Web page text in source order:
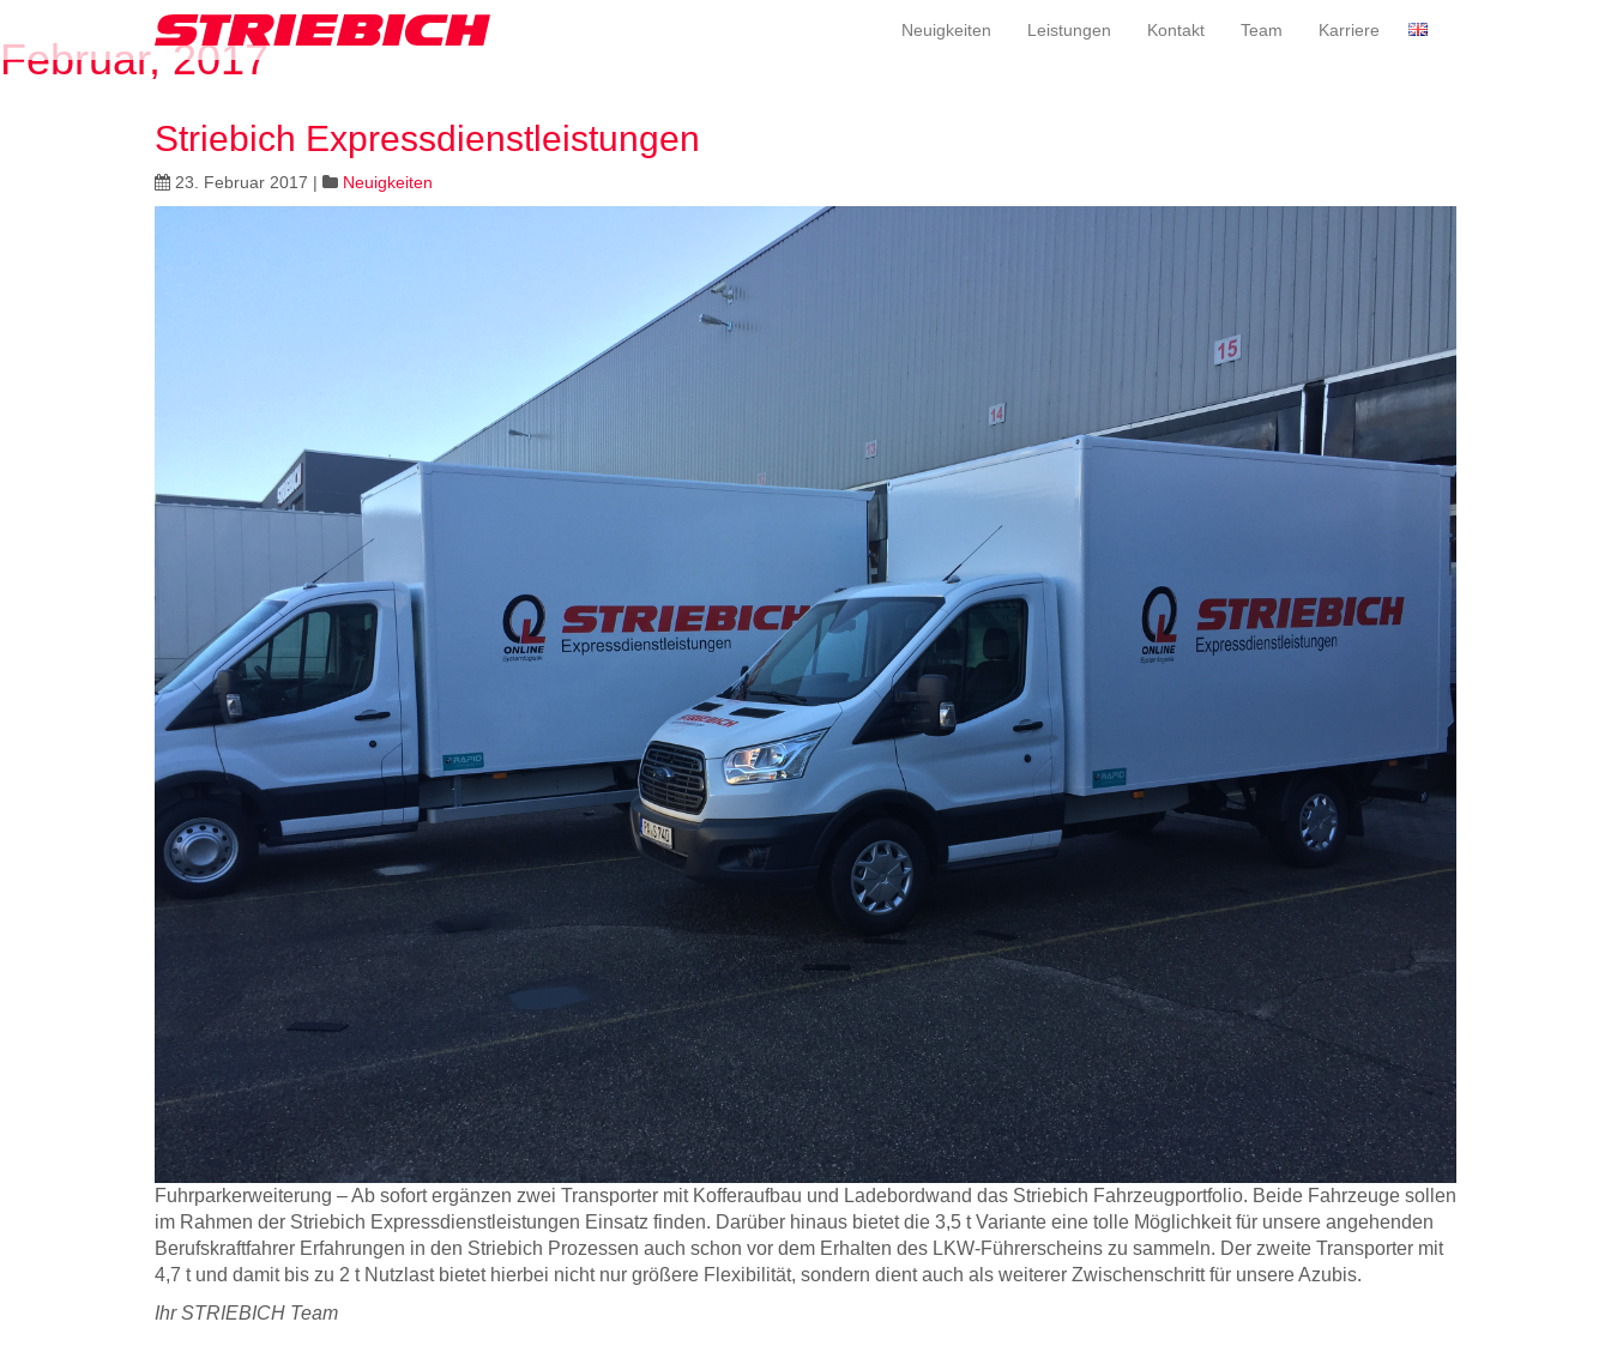
Neuigkeiten Leistungen Kontakt Team Karriere
Februar, 2017
Striebich Expressdienstleistungen
23. Februar 2017 | Neuigkeiten
Fuhrparkerweiterung – Ab sofort ergänzen zwei Transporter mit Kofferaufbau und Ladebordwand das Striebich Fahrzeugportfolio. Beide Fahrzeuge sollen
im Rahmen der Striebich Expressdienstleistungen Einsatz finden. Darüber hinaus bietet die 3,5 t Variante eine tolle Möglichkeit für unsere angehenden
Berufskraftfahrer Erfahrungen in den Striebich Prozessen auch schon vor dem Erhalten des LKW-Führerscheins zu sammeln. Der zweite Transporter mit
4,7 t und damit bis zu 2 t Nutzlast bietet hierbei nicht nur größere Flexibilität, sondern dient auch als weiterer Zwischenschritt für unsere Azubis.
Ihr STRIEBICH Team